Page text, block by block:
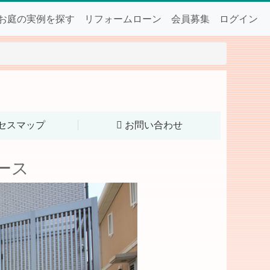
庭の実例を探す リフォームローン 会員募集 ログイン
スマップ お問い合わせ
ス